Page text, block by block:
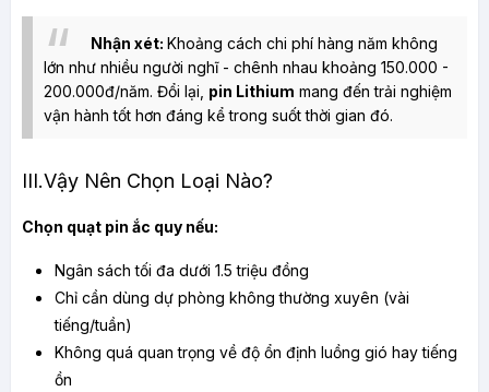
Nhận xét: Khoảng cách chi phí hàng năm không
lớn như nhiều người nghĩ - chênh nhau khoảng 150.000 -
200.000đ/năm. Đổi lại, pin Lithium mang đến trải nghiệm
vận hành tốt hơn đáng kể trong suốt thời gian đó.
III.Vậy Nên Chọn Loại Nào?
Chọn quạt pin ắc quy nếu:
Ngân sách tối đa dưới 1.5 triệu đồng
Chỉ cần dùng dự phòng không thường xuyên (vài
tiếng/tuần)
Không quá quan trọng về độ ổn định luồng gió hay tiếng
ồn